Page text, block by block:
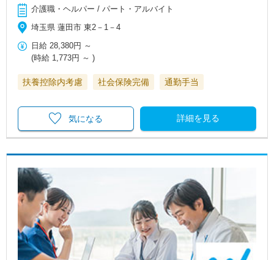
介護職・ヘルパー / パート・アルバイト
埼玉県 蓮田市 東2－1－4
日給 28,380円 ～
(時給 1,773円 ～ )
扶養控除内考慮 社会保険完備 通勤手当
詳細を見る
気になる